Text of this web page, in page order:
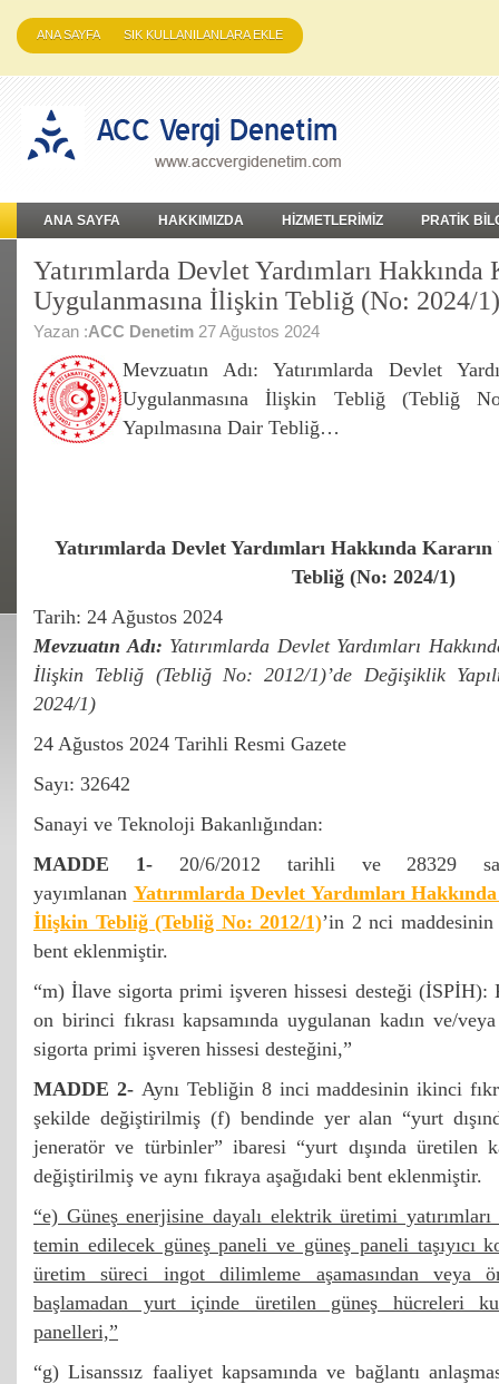
ANA SAYFA SIK KULLANILANLARA EKLE
ANA SAYFA HAKKIMIZDA HİZMETLERİMİZ PRATİK
Yatırımlarda Devlet Yardımları Hakkında
Uygulanmasına İlişkin Tebliğ (No: 2024/1)
Yazan :ACC Denetim 27 Ağustos 2024
Mevzuatın Adı: Yatırımlarda Devlet
Uygulanmasına İlişkin Tebliğ (Tebliğ
Yapılmasına Dair Tebliğ…
Yatırımlarda Devlet Yardımları Hakkında
Tebliğ (No: 2024/1)
Tarih: 24 Ağustos 2024
Mevzuatın Adı: Yatırımlarda Devlet Yardımları
İlişkin Tebliğ (Tebliğ No: 2012/1)’de Değişiklik
2024/1)
24 Ağustos 2024 Tarihli Resmi Gazete
Sayı: 32642
Sanayi ve Teknoloji Bakanlığından:
MADDE 1- 20/6/2012 tarihli ve 28329
yayımlanan Yatırımlarda Devlet Yardımları
İlişkin Tebliğ (Tebliğ No: 2012/1)’in 2 nci maddesinin
bent eklenmiştir.
“m) İlave sigorta primi işveren hissesi desteği (İSPİH):
on birinci fıkrası kapsamında uygulanan kadın ve/
sigorta primi işveren hissesi desteğini,”
MADDE 2- Aynı Tebliğin 8 inci maddesinin ikinci
şekilde değiştirilmiş (f) bendinde yer alan “yurt
jeneratör ve türbinler” ibaresi “yurt dışında üretilen
değiştirilmiş ve aynı fıkraya aşağıdaki bent eklenmiştir.
“e) Güneş enerjisine dayalı elektrik üretimi yatırımları
temin edilecek güneş paneli ve güneş paneli taşıyıcı
üretim süreci ingot dilimleme aşamasından veya
başlamadan yurt içinde üretilen güneş hücreleri
panelleri,”
“g) Lisanssız faaliyet kapsamında ve bağlantı